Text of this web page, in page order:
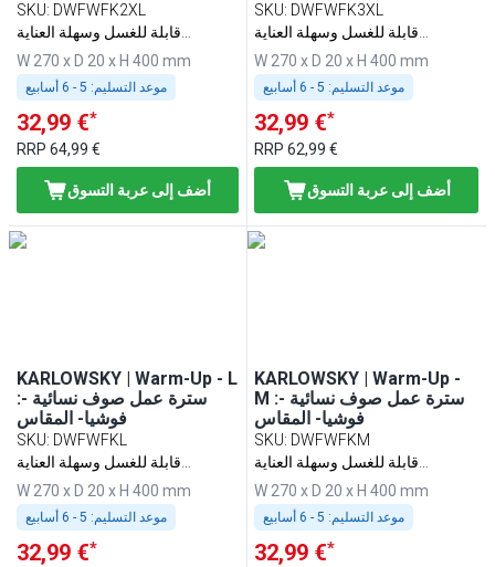
SKU: DWFWFK2XL
قابلة للغسل وسهلة العناية
ومستدامة
W 270 x D 20 x H 400 mm
موعد التسليم:
32,99 €*
RRP 64,99 €
أضف إلى عربة التسوق
SKU: DWFWFK3XL
قابلة للغسل وسهلة العناية
ومستدامة
W 270 x D 20 x H 400 mm
موعد التسليم:
32,99 €*
RRP62,99 €
أضف إلى عربة التسوق
KARLOWSKY | Warm-Up - L
:سترة عمل صوف نسائية -
فوشيا- المقاس
SKU: DWFWFKL
قابلة للغسل وسهلة العناية
ومستدامة
W 270 x D 20 x H 400 mm
موعد التسليم:
32,99 €*
KARLOWSKY | Warm-Up -
M :سترة عمل صوف نسائية -
فوشيا- المقاس
SKU: DWFWFKM
قابلة للغسل وسهلة العناية
ومستدامة
W 270 x D 20 x H 400 mm
موعد التسليم:
32,99 €*